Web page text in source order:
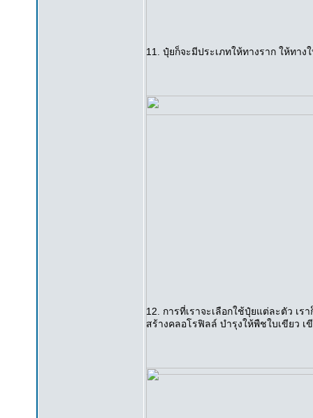
11. ปุ๋ยก็จะมีประเภทให้ทางราก ให้ทา
12. การที่เราจะเลือกใช้ปุ๋ยแต่ละตัว เ
สร้างคลอโรฟิลล์ บำรุงให้พืชใบเขียว เ